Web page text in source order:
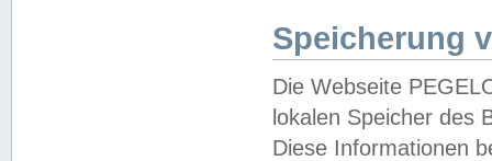
Speicherung
Die Webseite
lokalen Speicher des
Diese Informationen